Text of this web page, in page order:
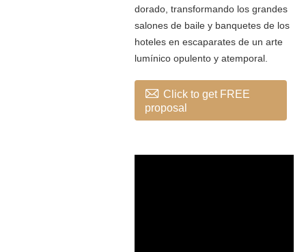
dorado, transformando los grandes
salones de baile y banquetes de los
hoteles en escaparates de un arte
lumínico opulento y atemporal.
 Click to get FREE
proposal